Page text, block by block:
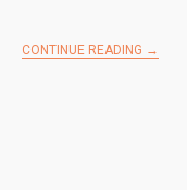
CONTINUE READING →